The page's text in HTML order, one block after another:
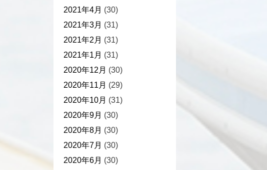
2021年4月 (30)
2021年3月 (31)
2021年2月 (31)
2021年1月 (31)
2020年12月 (30)
2020年11月 (29)
2020年10月 (31)
2020年9月 (30)
2020年8月 (30)
2020年7月 (30)
2020年6月 (30)